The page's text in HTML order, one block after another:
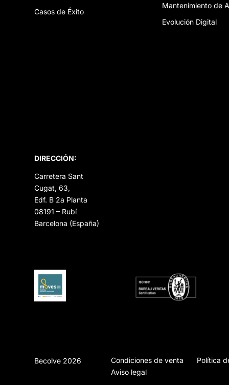
DIRECCIÓN:
Carretera Sant
Cugat, 63,
Edf. B 2a Planta
08191 – Rubí
Barcelona (España)
Casos de Éxito
Mantenimiento de
Evolución Digital
Becolve 2026 Condiciones de venta Política
Aviso legal